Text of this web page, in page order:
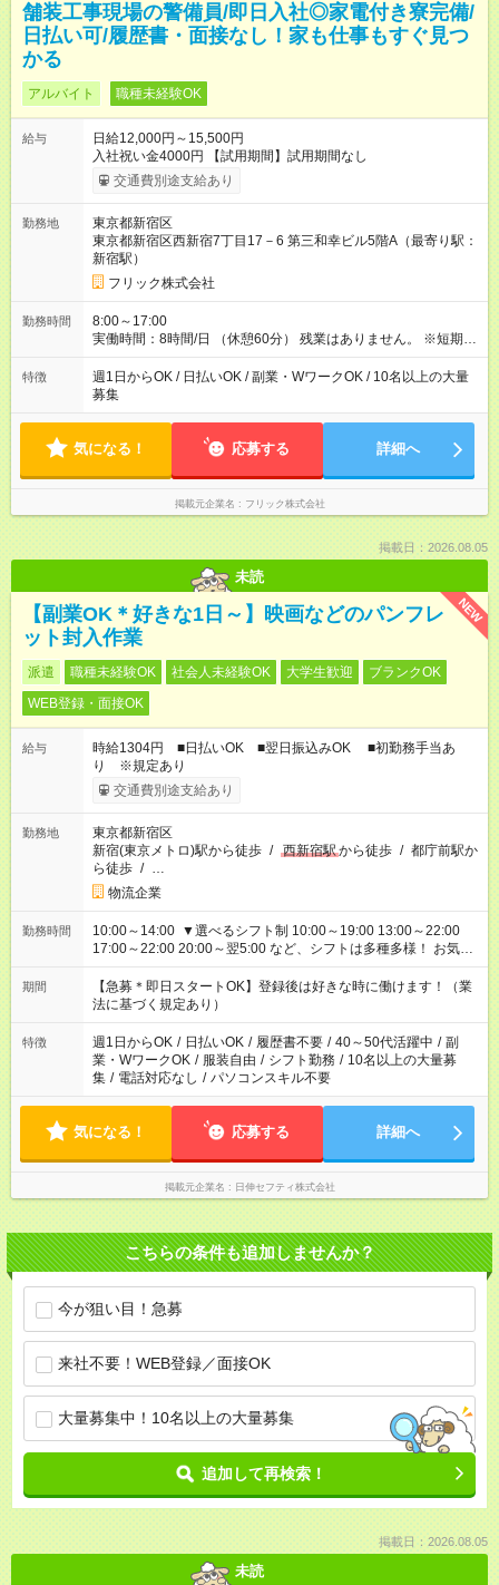
舗装工事現場の警備員/即日入社◎家電付き寮完備/
日払い可/履歴書・面接なし！家も仕事もすぐ見つ
かる
アルバイト 職種未経験OK
給与
日給12,000円～15,500円
入社祝い金4000円 【試用期間】試用期間なし
交通費別途支給あり
勤務地
東京都新宿区
東京都新宿区西新宿7丁目17－6 第三和幸ビル5階A（最寄り駅：
新宿駅）
フリック株式会社
勤務時間
8:00～17:00
実働時間：8時間/日 （休憩60分） 残業はありません。 ※短期の
募集は行っておりません。予めご了承くださいませ。
特徴
週1日からOK / 日払いOK / 副業・WワークOK / 10名以上の大量
募集
気になる！ 応募する 詳細へ
掲載元企業名 フリック株式会社
掲載日：2026.08.05
未読
NEW
【副業OK＊好きな1日～】映画などのパンフレ
ット封入作業
派遣 職種未経験OK 社会人未経験OK 大学生歓迎
ブランクOK
WEB登録・面接OK
給与
時給1304円 ■日払いOK ■翌日振込みOK ■初勤務手当あ
り ※規定あり
交通費別途支給あり
勤務地
東京都新宿区
新宿(東京メトロ)駅から徒歩 / 西新宿駅から徒歩 / 都庁前駅か
ら徒歩 / …
物流企業
勤務時間
10:00～14:00 ▼選べるシフト制 10:00～19:00 13:00～22:00
17:00～22:00 20:00～翌5:00 など、シフトは多種多様！ お気軽
にご相談ください！
期間
【急募＊即日スタートOK】登録後は好きな時に働けます！（業
法に基づく規定あり）
特徴 週1日からOK / 日払いOK / 履歴書不要 / 40～50代活躍中 / 副
業・WワークOK / 服装自由 / シフト勤務 / 10名以上の大量募
集 / 電話対応なし / パソコンスキル不要
気になる！ 応募する 詳細へ
掲載元企業名 日伸セフティ株式会社
こちらの条件も追加しませんか？
今が狙い目！急募
来社不要！WEB登録／面接OK
大量募集中！10名以上の大量募集
追加して再検索！
掲載日：2026.08.05
未読